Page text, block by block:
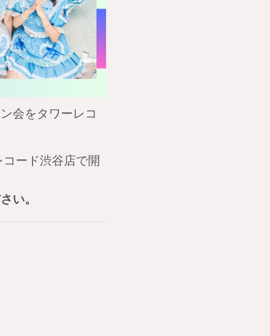
会をタワーレコ
ード渋谷店で開
い。